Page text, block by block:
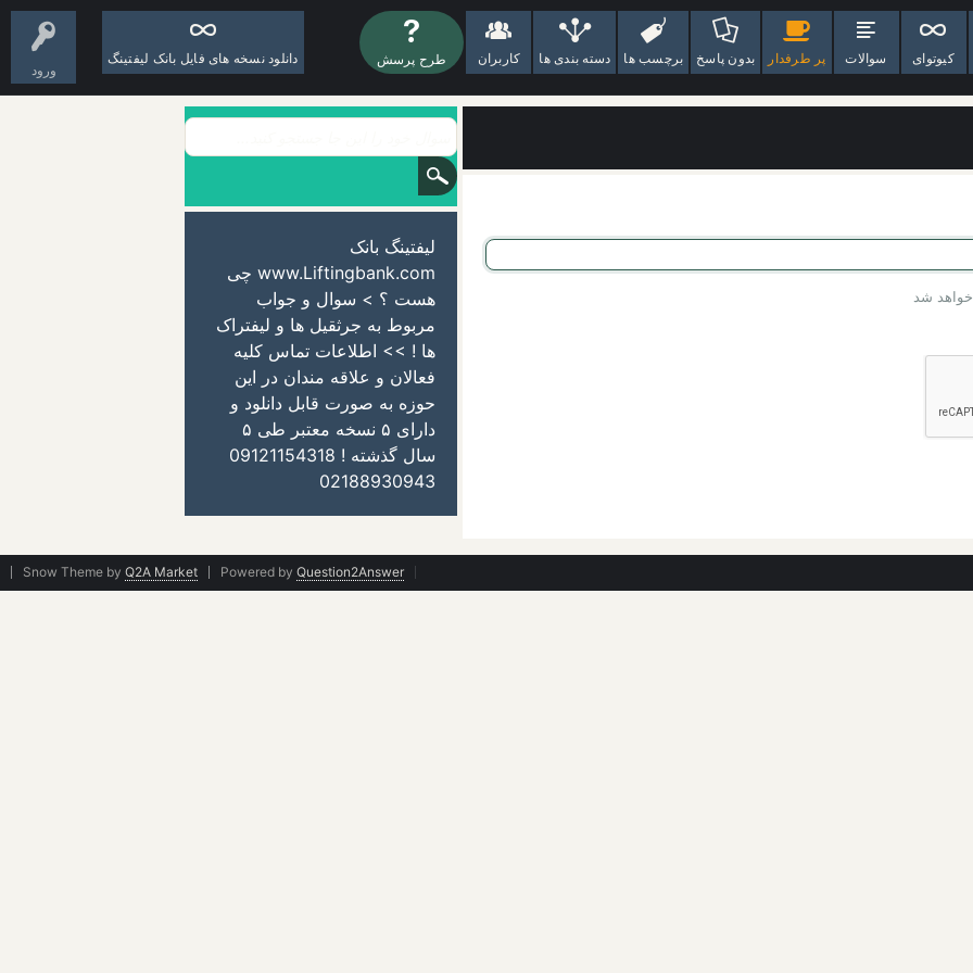
ورود
کیوتوای سوالات پر طرفدار بدون پاسخ برچسب ها دسته بندی ها کاربران طرح پرسش دانلود نسخه های فایل بانک لیفتینگ
خواهد شد
لیفتینگ بانک
www.Liftingbank.com چی
هست ؟ > سوال و جواب
مربوط به جرثقیل ها و لیفتراک
ها ! >> اطلاعات تماس کلیه
فعالان و علاقه مندان در این
حوزه به صورت قابل دانلود و
دارای ۵ نسخه معتبر طی ۵
سال گذشته ! 09121154318
02188930943
Snow Theme by Q2A Market Powered by Question2Answer